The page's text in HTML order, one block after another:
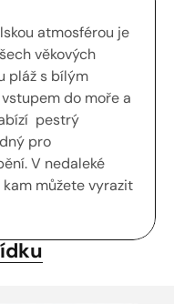
atmosférou je
věkových
pláž s bílým
do moře a
pestrý
pro
V nedaleké
můžete vyrazit